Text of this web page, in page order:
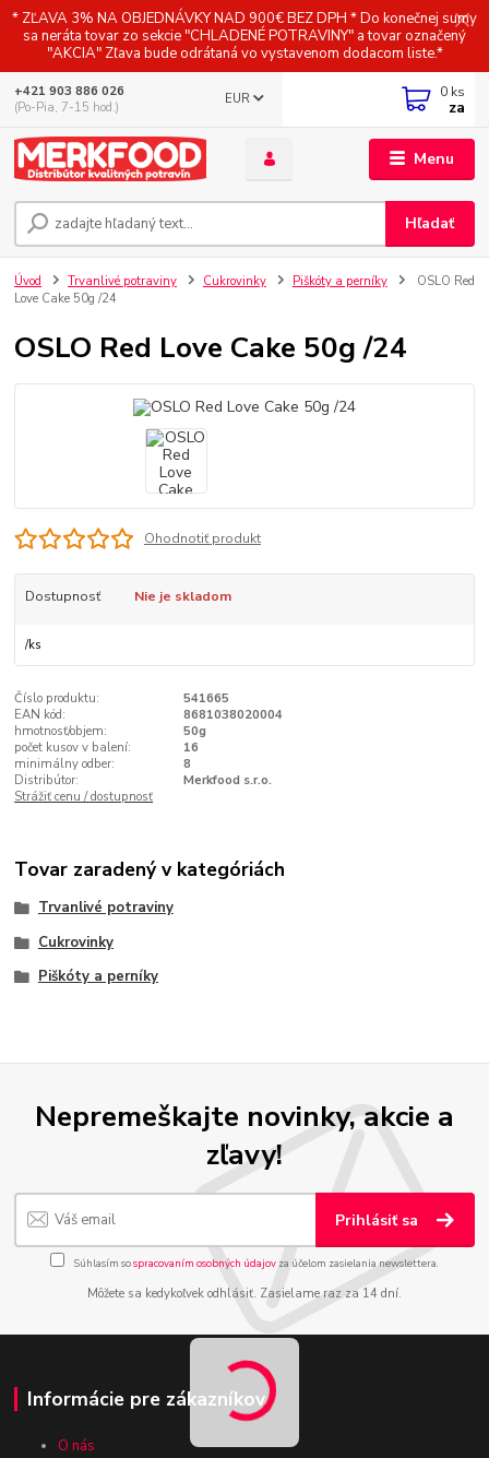
* ZĽAVA 3% NA OBJEDNÁVKY NAD 900€ BEZ DPH * Do konečnej sumy
sa neráta tovar zo sekcie "CHLADENÉ POTRAVINY" a tovar označený
"AKCIA" Zľava bude odrátaná vo vystavenom dodacom liste.*
Menu
EUR
Hľadať
+421 903 886 026
(Po-Pia, 7-15 hod.)
0 ks
za
Úvod Trvanlivé potraviny Cukrovinky Piškóty a perníky
OSLO Red
Love Cake 50g /24
OSLO Red Love Cake 50g /24
Ohodnotiť produkt
Dostupnosť Nie je skladom
/ks
Číslo produktu:
541665
EAN kód:
8681038020004
hmotnosť/objem:
50g
počet kusov v balení:
16
minimálny odber:
8
Distribútor:
Merkfood s.r.o.
Strážiť cenu / dostupnosť
Tovar zaradený v kategóriách
Trvanlivé potraviny
Cukrovinky
Piškóty a perníky
Nepremeškajte novinky, akcie a
zľavy!
Prihlásiť sa
Súhlasím sospracovaním osobných údajov za účelom zasielania newslettera.
Môžete sa kedykoľvek odhlásiť. Zasielame raz za 14 dní.
Informácie pre zákazníkov
O nás